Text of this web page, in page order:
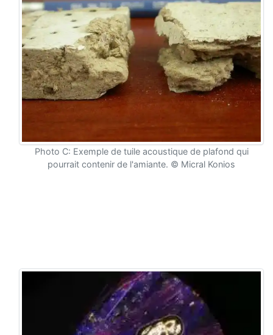
Photo C: Exemple de tuile acoustique de plafond qui
pourrait contenir de l'amiante. © Micral Konios